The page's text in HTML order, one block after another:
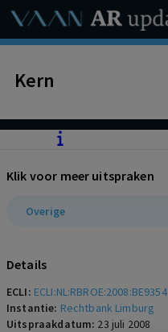
Kern
Klik voor meer uitspraken
Overige
Details
ECLI: ECLI:NL:RBROE:2008:BE9354
Instantie: Rechtbank Limburg
Uitspraakdatum: 23 juli 2008